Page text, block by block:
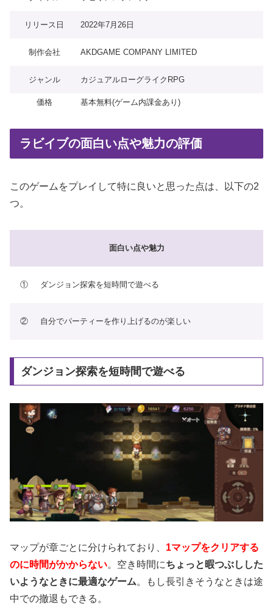
リリース日 2022年7月26日
制作会社 AKDGAME COMPANY LIMITED
ジャンル カジュアルローグライクRPG
価格 基本無料(ゲーム内課金あり)
ラビイブの面白い点や魅力の評価
このゲームをプレイして特に良いと思った点は、以下の2
つ。
面白い点や魅力
① ダンジョン探索を短時間で遊べる
② 自分でパーティーを作り上げるのが楽しい
ダンジョン探索を短時間で遊べる
マップが章ごとに分けられており、 1マップをクリアする
のに時間がかからない。空き時間にちょっと暇つぶしした
いようなときに最適なゲーム。もし長引きそうなときは途
中での撤退もできる。